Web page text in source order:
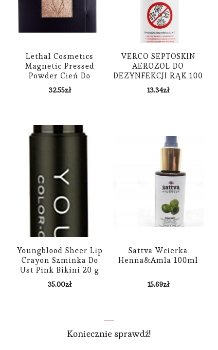
Lethal Cosmetics
Magnetic Pressed
Powder Cień Do
Powiek Lithium 1,6G
32.55zł
VERCO SEPTOSKIN
AEROZOL DO
DEZYNFEKCJI RĄK 100
ML
13.34zł
Youngblood Sheer Lip
Crayon Szminka Do
Ust Pink Bikini 20 g
35.00zł
Sattva Wcierka
Henna&Amla 100ml
15.69zł
Koniecznie sprawdź!